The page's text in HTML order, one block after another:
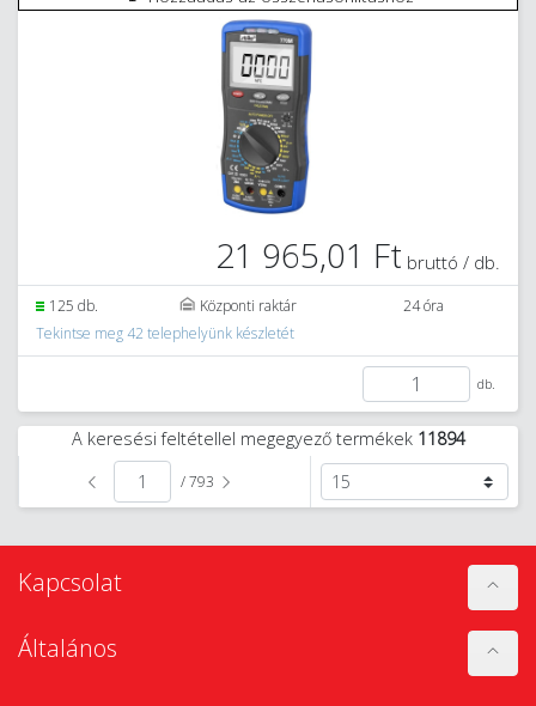
21 965,01 Ft bruttó / db.
125 db. Központi raktár
24 óra
Tekintse meg 42 telephelyünk készletét
db.
A keresési feltétellel megegyező termékek 11894
/ 793
Kapcsolat
Általános